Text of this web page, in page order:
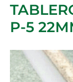
P-5